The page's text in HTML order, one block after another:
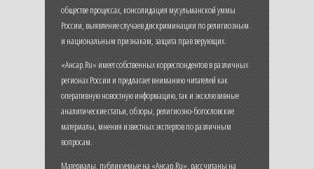
обществе процессах, консолидация мусульманской уммы
России, выявление случаев дискриминации по религиозным
и национальным признакам, защита прав верующих.
«Ансар.Ru» имеет собственных корреспондентов в различных
регионах России и предлагает вниманию читателей как
оперативную новостную информацию, так и эксклюзивные
аналитические статьи, обзоры, религиозно-богословские
материалы, мнения известных экспертов по различным
вопросам.
Материалы, публикуемые на «Ансар.Ru», рассчитаны на